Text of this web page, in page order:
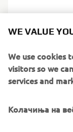
WE VALUE
We use cookies
visitors so we
services and
Колачиња на